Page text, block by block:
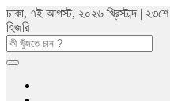
ঢাকা, ৭ই আগস্ট, ২০২৬ খ্রিস্টাব্দ |
হিজরি